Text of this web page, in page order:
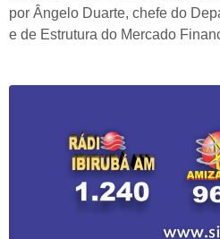
por Ângelo Duarte, chefe do
e de Estrutura do Mercado